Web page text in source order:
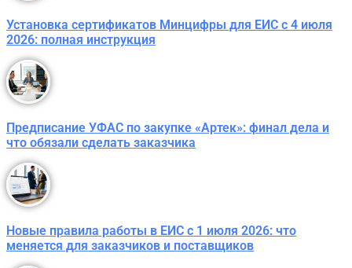
Установка сертификатов Минцифры для ЕИС с 4 июля
2026: полная инструкция
Предписание УФАС по закупке «Артек»: финал дела и
что обязали сделать заказчика
Новые правила работы в ЕИС с 1 июля 2026: что
меняется для заказчиков и поставщиков